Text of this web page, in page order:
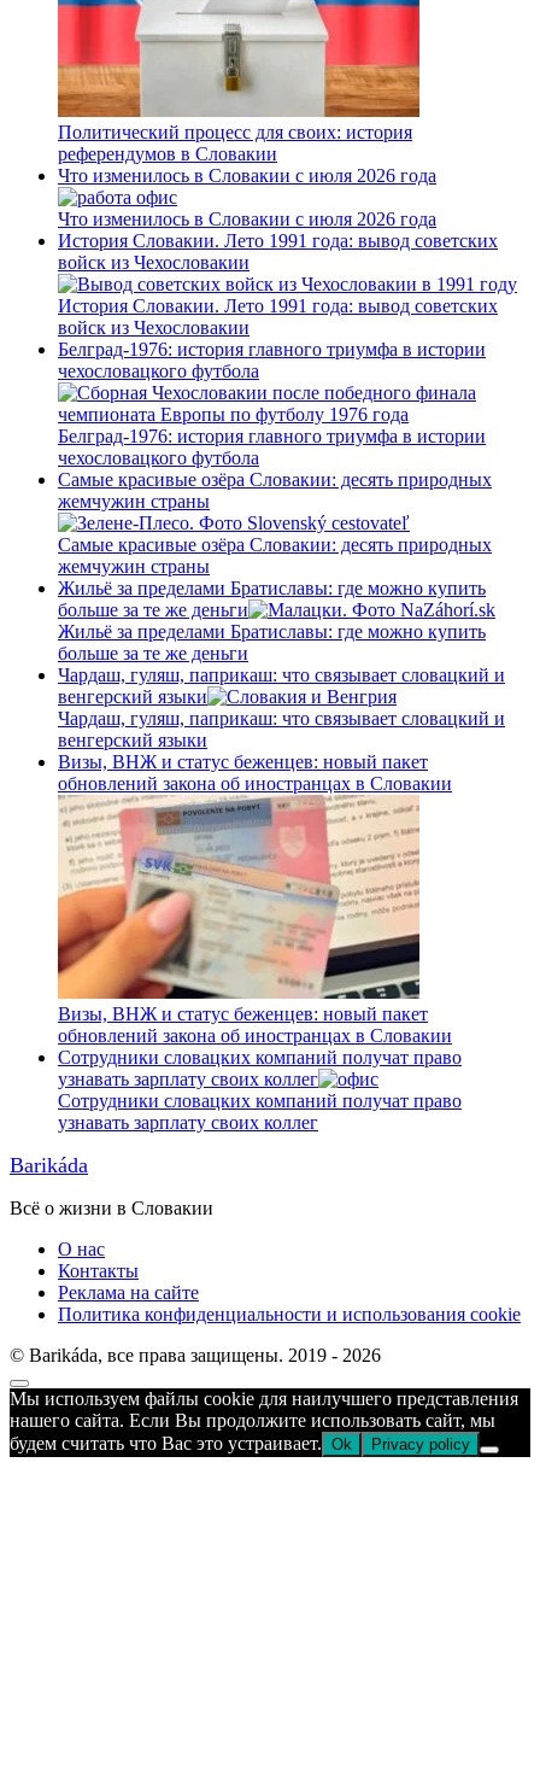
Политический процесс для своих: история
референдумов в Словакии
Что изменилось в Словакии с июля 2026 года
Что изменилось в Словакии с июля 2026 года
История Словакии. Лето 1991 года: вывод советских
войск из Чехословакии
История Словакии. Лето 1991 года: вывод советских
войск из Чехословакии
Белград-1976: история главного триумфа в истории
чехословацкого футбола
Белград-1976: история главного триумфа в истории
чехословацкого футбола
Самые красивые озёра Словакии: десять природных
жемчужин страны
Самые красивые озёра Словакии: десять природных
жемчужин страны
Жильё за пределами Братиславы: где можно купить
больше за те же деньги
Жильё за пределами Братиславы: где можно купить
больше за те же деньги
Чардаш, гуляш, паприкаш: что связывает словацкий и
венгерский языки
Чардаш, гуляш, паприкаш: что связывает словацкий и
венгерский языки
Визы, ВНЖ и статус беженцев: новый пакет
обновлений закона об иностранцах в Словакии
Визы, ВНЖ и статус беженцев: новый пакет
обновлений закона об иностранцах в Словакии
Сотрудники словацких компаний получат право
узнавать зарплату своих коллег
Сотрудники словацких компаний получат право
узнавать зарплату своих коллег
Barikáda
Всё о жизни в Словакии
О нас
Контакты
Реклама на сайте
Политика конфиденциальности и использования cookie
© Barikáda, все права защищены. 2019 - 2026
Прокрутка
к
верху
Мы используем файлы cookie для наилучшего представления
нашего сайта. Если Вы продолжите использовать сайт, мы
будем считать что Вас это устраивает. Ok Privacy policy